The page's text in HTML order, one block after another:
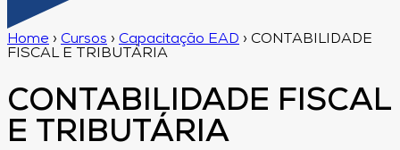
Home › Cursos › Capacitação EAD › CONTABILIDADE
FISCAL E TRIBUTÁRIA
CONTABILIDADE FISCAL
E TRIBUTÁRIA